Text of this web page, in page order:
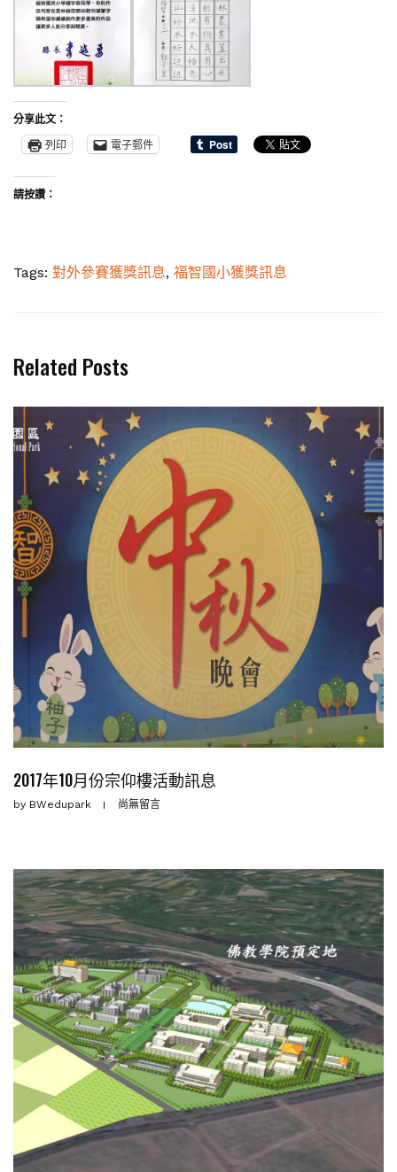
分享此文：
列印
電子郵件
請按讚：
Tags: 對外參賽獲獎訊息, 福智國小獲獎訊息
Related Posts
2017年10月份宗仰樓活動訊息
by BWedupark 尚無留言